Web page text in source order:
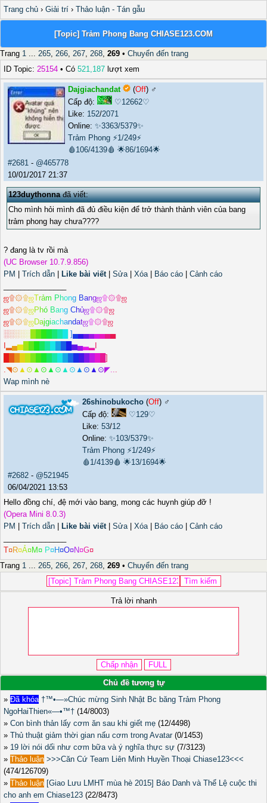
Trang chủ › Giải trí › Thảo luận - Tán gẫu
[Topic] Trảm Phong Bang CHIASE123.COM
Trang 1 ... 265, 266, 267, 268, 269 • Chuyển đến trang
ID Topic: 25154 • Có 521,187 lượt xem
Dajgiachandat (Off) ♂️
Cấp độ:
♡12662♡
Like: 152/2071
Online: ✨3363/5379✨
Trảm Phong ⚡1/249⚡
🩸106/4139🩸 🌟86/1694🌟
#2681 - @465778
10/01/2017 21:37
123duythonnađã viết:
Cho mình hỏi mình đã đủ điều kiện để trở thành thành viên của bang
trảm phong hay chưa????
? đang là tv rồi mà
(UC Browser 10.7.9.856)
PM
Trích dẫn Like bài viết| Sửa| Xóa| Báo cáo
Cảnh cáo
ஜ۩۞۩ஜTrảm P hong Bangஜ۩۞۩ஜ
ஜ۩۞۩ஜP hó Bang Chủஜ۩۞۩ஜ
ஜ۩۞۩ஜDajgiac handatஜ۩۞۩ஜ
░░░░░ ]▄▄▄▄▄▄▄▄
▂▄▅ ▅▄▃▂
]
.◥⊙ ▲ ⊙ ▲ ⊙ ▲ ⊙ ▲ ⊙ ▲ ⊙ ▲ ⊙◤...
Wap mình nè
26shinobukocho (Off) ♂️
Cấp độ:
♡129♡
Like: 53/12
Online: ✨103/5379✨
Trảm Phong ⚡1/249⚡
🩸1/4139🩸 🌟13/1694🌟
#2682 - @521945
06/04/2021 13:53
Hello đồng chí, đệ mới vào bang, mong các huynh giúp đỡ !
(Opera Mini 8.0.3)
PM
Trích dẫn Like bài viết| Sửa| Xóa| Báo cáo
Cảnh cáo
T¤R¤Ả¤M ¤ P¤H ¤O¤N¤G¤
Trang 1 ... 265, 266, 267, 268, 269 • Chuyển đến trang
Trả lời nhanh
Chủ đề tương tự
» Đã khóa †™•—»Chúc mừng Sinh Nhật Bc băng Trảm Phong
NgoHaiThien«—•™† (14/8003)
» Con bình thản lấy cơm ăn sau khi giết mẹ (12/4498)
» Thủ thuật giảm thời gian nấu cơm trong Avatar(0/1453)
» 19 lời nói dối như cơm bữa và ý nghĩa thực sự (7/3123)
» Thảo luận >>>Căn Cứ Team Liên Minh Huyền Thoại Chiase123<<<
(474/126709)
» Thảo luận [Giao Lưu LMHT mùa hè 2015] Báo Danh và Thể Lệ cuộc thi
cho anh em Chiase123 (22/8473)